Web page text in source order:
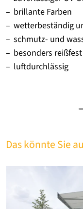
brillante Farben
wetterbeständig
schmutz- und
besonders reißfest
luftdurchlässig
Das könnte Sie